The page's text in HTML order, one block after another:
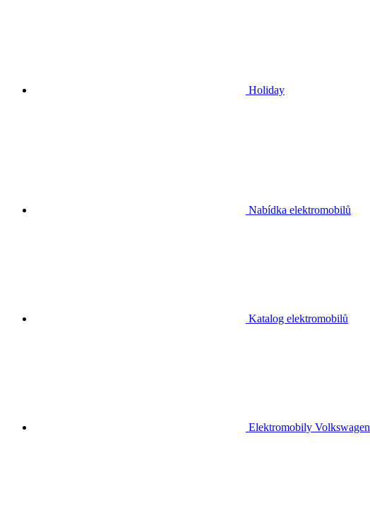
Holiday
Nabídka elektromobilů
Katalog elektromobilů
Elektromobily Volkswagen